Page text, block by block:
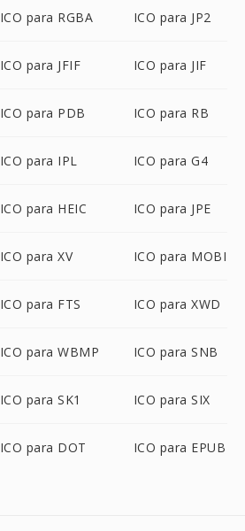
ICO para RGBA ICO para JP2
ICO para JFIF ICO para JIF
ICO para PDB ICO para RB
ICO para IPL ICO para G4
ICO para HEIC ICO para JPE
ICO para XV ICO para MOBI
ICO para FTS ICO para XWD
ICO para WBMP ICO para SNB
ICO para SK1 ICO para SIX
ICO para DOT ICO para EPUB